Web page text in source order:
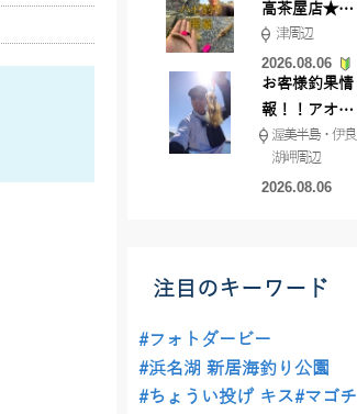
高茶屋店★津
近郊ハゼ釣れ
てます！
津周辺
2026.08.06
お客様釣果情
報！！アオリ
イカが釣れ始
めています！
渥美半島・伊良
湖岬周辺
2026.08.06
注目のキーワード
#フォトダービー
#浜名湖 新居海釣り公園
#ちょうい投げ キス#マゴチ